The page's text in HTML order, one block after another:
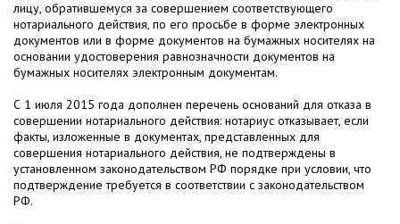
лицу, обратившемуся за совершением соответствующего
нотариального действия, по его просьбе в форме электронных
документов или в форме документов на бумажных носителях на
основании удостоверения равнозначности документов на
бумажных носителях электронным документам.
С 1 июля 2015 года дополнен перечень оснований для отказа в
совершении нотариального действия: нотариус отказывает, если
факты, изложенные в документах, представленных для
совершения нотариального действия, не подтверждены в
установленном законодательством РФ порядке при условии, что
подтверждение требуется в соответствии с законодательством
РФ.